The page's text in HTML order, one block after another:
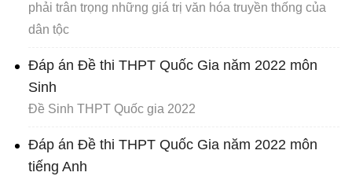
phải trân trọng những giá trị văn hóa truyền thống của
dân tộc
Đáp án Đề thi THPT Quốc Gia năm 2022 môn
Sinh
Đề Sinh THPT Quốc gia 2022
Đáp án Đề thi THPT Quốc Gia năm 2022 môn
tiếng Anh